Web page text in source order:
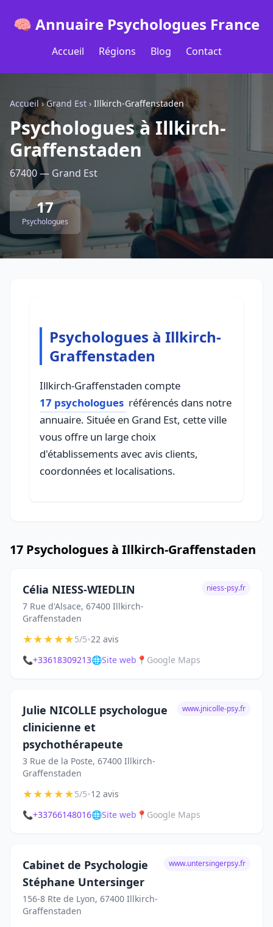
🧠 Annuaire Psychologues France
Accueil Régions Blog Contact
Accueil ›Grand Est › Illkirch-Graffenstaden
Psychologues à Illkirch-
Graffenstaden
67400 — Grand Est
17
Psychologues
Psychologues à Illkirch-
Graffenstaden
Illkirch-Graffenstaden compte
17 psychologues référencés dans notre
annuaire. Située en Grand Est, cette ville
vous offre un large choix
d'établissements avec avis clients,
coordonnées et localisations.
17 Psychologues à Illkirch-Graffenstaden
Célia NIESS-WIEDLIN
7 Rue d'Alsace, 67400 Illkirch-
Graffenstaden
niess-psy.fr
★★★★★5/5•22 avis
📞+33618309213🌐Site web 📍 Google Maps
Julie NICOLLE psychologue
clinicienne et
psychothérapeute
3 Rue de la Poste, 67400 Illkirch-
Graffenstaden
www.jnicolle-psy.fr
★★★★★5/5•12 avis
📞+33766148016🌐Site web 📍 Google Maps
Cabinet de Psychologie
Stéphane Untersinger
156-8 Rte de Lyon, 67400 Illkirch-
Graffenstaden
www.untersingerpsy.fr